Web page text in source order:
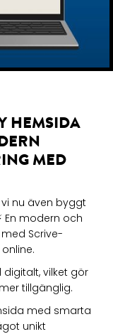
HEMSIDA
MED
nu även byggt
En modern och
Scrive-
digitalt, vilket gör
tillgänglig.
med smarta
unikt